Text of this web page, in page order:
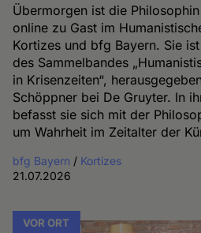
Übermorgen ist die
online zu Gast im
Kortizes und bfg Bayern. Sie
des Sammelbandes
in Krisenzeiten“,
Schöppner bei De Gruyter. In
befasst sie sich mit der
um Wahrheit im Zeitalter der
bfg Bayern / Kortizes
21.07.2026
VOR ORT